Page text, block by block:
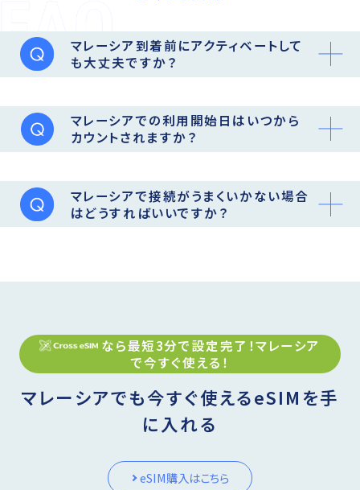
マレーシア到着前にアクティベートして
も大丈夫ですか？
マレーシアでの利用開始日はいつから
カウントされますか？
マレーシアで接続がうまくいかない場合
はどうすればいいですか？
なら最短3分で設定完了！マレーシア
で今すぐ使える！
マレーシアでも今すぐ使えるeSIMを手
に入れる
eSIM購入はこちら